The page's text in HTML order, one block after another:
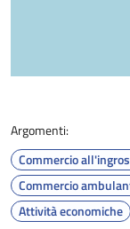
Argomenti:
Commercio
Commercio
Attività economiche